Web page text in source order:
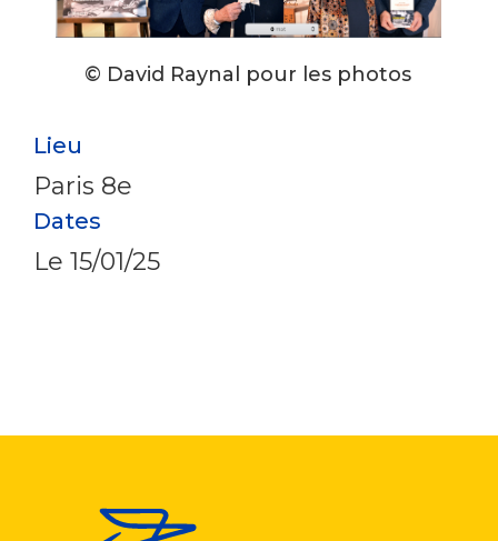
© David Raynal pour les photos
Lieu
Paris 8e
Dates
Le 15/01/25